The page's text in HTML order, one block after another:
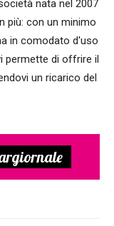
nata nel 2007
più: con un minimo
in comodato d'uso
permette di offrire il
un ricarico del